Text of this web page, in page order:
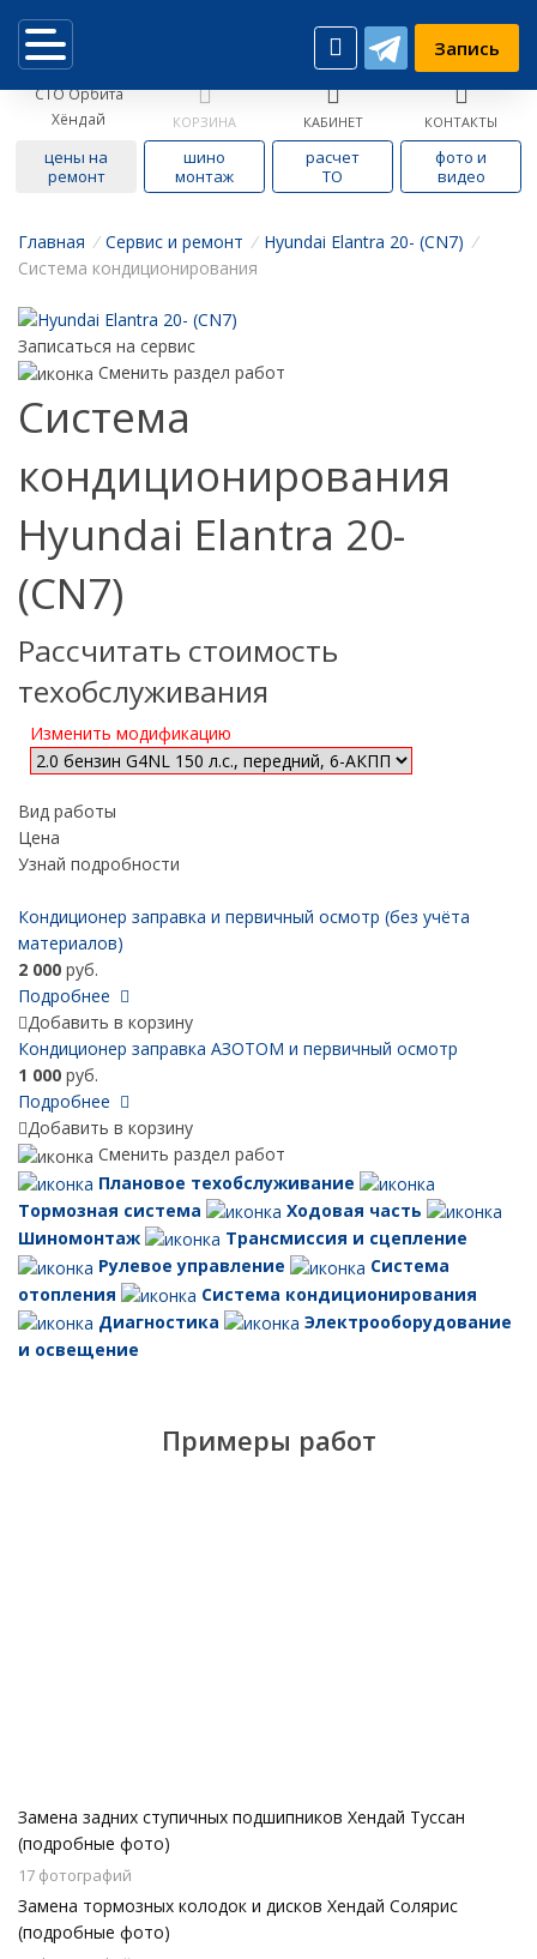
Запись
СТО Орбита
Хёндай
КОРЗИНА КАБИНЕТ КОНТАКТЫ
цены на
ремонт
шино
монтаж
расчет
ТО
фото и
видео
Главная / Cервис и ремонт / Hyundai Elantra 20- (CN7) /
Система кондиционирования
Записаться на сервис
Сменить раздел работ
Система
кондиционирования
Hyundai Elantra 20-
(CN7)
Рассчитать стоимость
техобслуживания
Изменить модификацию
Вид работы
Цена
Узнай подробности
Кондиционер заправка и первичный осмотр (без учёта
материалов)
2 000 руб.
Подробнее
Добавить в корзину
Кондиционер заправка АЗОТОМ и первичный осмотр
1 000 руб.
Подробнее
Добавить в корзину
Сменить раздел работ
Плановое техобслуживание
Тормозная система
Ходовая часть
Шиномонтаж
Трансмиссия и сцепление
Рулевое управление
Система
отопления
Система кондиционирования
Диагностика
Электрооборудование
и освещение
Примеры работ
Замена задних ступичных подшипников Хендай Туссан
(подробные фото)
17 фотографий
Замена тормозных колодок и дисков Хендай Солярис
(подробные фото)